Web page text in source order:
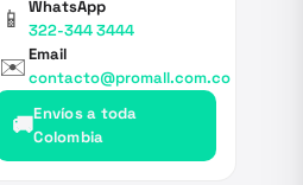
📱
WhatsApp
322-344 3444
✉️Email
contacto@promall.com.co
🚚Envíos a toda
Colombia